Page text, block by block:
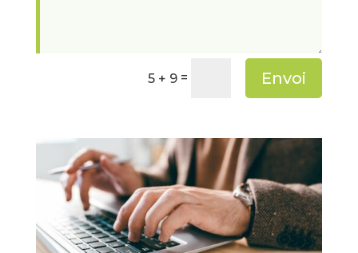
5 + 9 = Envoi